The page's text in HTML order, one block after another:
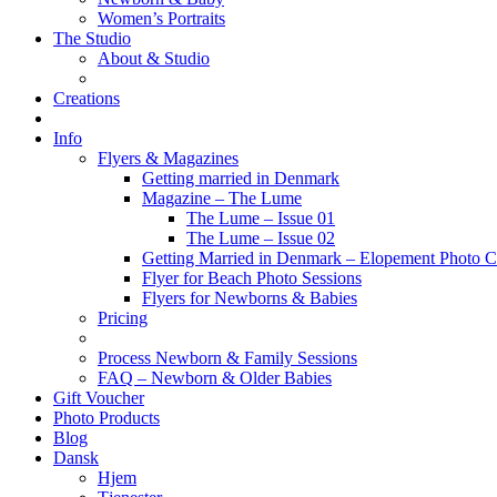
Women’s Portraits
The Studio
About & Studio
Creations
Info
Flyers & Magazines
Getting married in Denmark
Magazine – The Lume
The Lume – Issue 01
The Lume – Issue 02
Getting Married in Denmark – Elopement Photo
Flyer for Beach Photo Sessions
Flyers for Newborns & Babies
Pricing
Process Newborn & Family Sessions
FAQ – Newborn & Older Babies
Gift Voucher
Photo Products
Blog
Dansk
Hjem